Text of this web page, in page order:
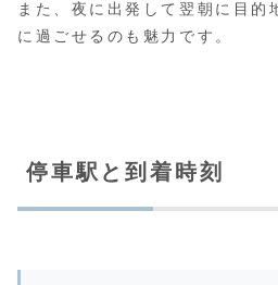
また、夜に出発して翌朝に目的
に過ごせるのも魅力です。
停車駅と到着時刻